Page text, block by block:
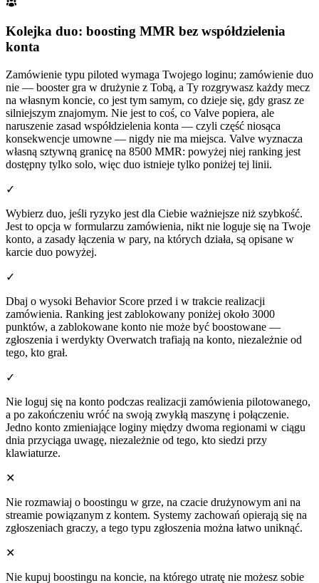
Kolejka duo: boosting MMR bez współdzielenia
konta
Zamówienie typu piloted wymaga Twojego loginu; zamówienie duo
nie — booster gra w drużynie z Tobą, a Ty rozgrywasz każdy mecz
na własnym koncie, co jest tym samym, co dzieje się, gdy grasz ze
silniejszym znajomym. Nie jest to coś, co Valve popiera, ale
naruszenie zasad współdzielenia konta — czyli część niosąca
konsekwencje umowne — nigdy nie ma miejsca. Valve wyznacza
własną sztywną granicę na 8500 MMR: powyżej niej ranking jest
dostępny tylko solo, więc duo istnieje tylko poniżej tej linii.
✓
Wybierz duo, jeśli ryzyko jest dla Ciebie ważniejsze niż szybkość.
Jest to opcja w formularzu zamówienia, nikt nie loguje się na Twoje
konto, a zasady łączenia w pary, na których działa, są opisane w
karcie duo powyżej.
✓
Dbaj o wysoki Behavior Score przed i w trakcie realizacji
zamówienia. Ranking jest zablokowany poniżej około 3000
punktów, a zablokowane konto nie może być boostowane —
zgłoszenia i werdykty Overwatch trafiają na konto, niezależnie od
tego, kto grał.
✓
Nie loguj się na konto podczas realizacji zamówienia pilotowanego,
a po zakończeniu wróć na swoją zwykłą maszynę i połączenie.
Jedno konto zmieniające loginy między dwoma regionami w ciągu
dnia przyciąga uwagę, niezależnie od tego, kto siedzi przy
klawiaturze.
✕
Nie rozmawiaj o boostingu w grze, na czacie drużynowym ani na
streamie powiązanym z kontem. Systemy zachowań opierają się na
zgłoszeniach graczy, a tego typu zgłoszenia można łatwo uniknąć.
✕
Nie kupuj boostingu na koncie, na którego utratę nie możesz sobie